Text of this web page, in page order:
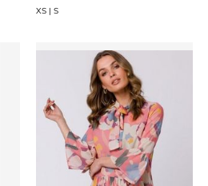
XS | S
Stylove - Sukienka casualowa